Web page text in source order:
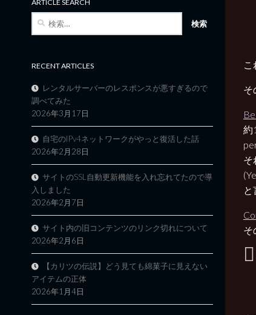
こ
そ
約
そ
と
そ
ARTICLE SEARCH
RECENT ARTICLES
レンタルサーバーのレスポンスが悪すぎるので
調べてみた
2026年3月17日
自宅のIPv4ネットワークがやっと復活した話
2026年2月28日
サイトのSSL自動更新機能を入れ忘れてたので導
入しました
2026年2月7日
サイト内の旧コンテンツのリンク切れについて
2026年2月6日
【カリツの伝説】どう見ても綿菓子に見えない
アイテムの正体
2026年1月4日